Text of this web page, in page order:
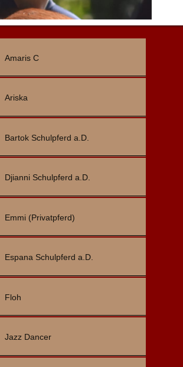
Amaris C
Ariska
Bartok Schulpferd a.D.
Djianni Schulpferd a.D.
Emmi (Privatpferd)
Espana Schulpferd a.D.
Floh
Jazz Dancer